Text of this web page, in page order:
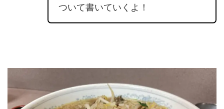
ついて書いていくよ！